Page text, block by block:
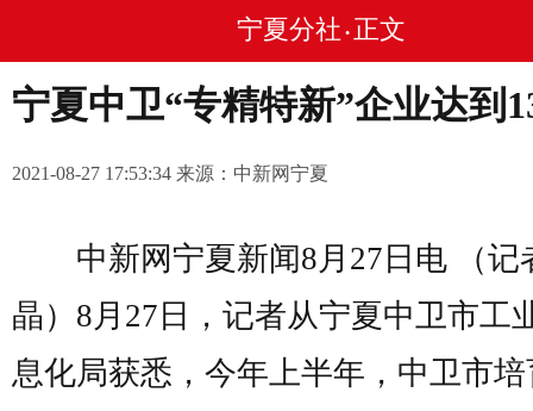
宁夏分社 • 正文
宁夏中卫“专精特新”企业达到
2021-08-27 17:53:34 来源：中新网宁夏
中新网宁夏新闻8月27日电 （记
晶）8月27日，记者从宁夏中卫市工
息化局获悉，今年上半年，中卫市培